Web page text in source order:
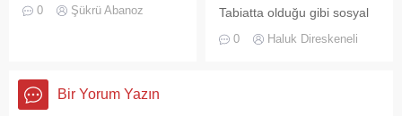
yüzyıllardır biriktirdiği çok
0 Şükrü Abanoz
Tabiatta olduğu gibi sosyal
süre karşılıksız kalmaz;
0 Haluk Direskeneli
Bir Yorum Yazın